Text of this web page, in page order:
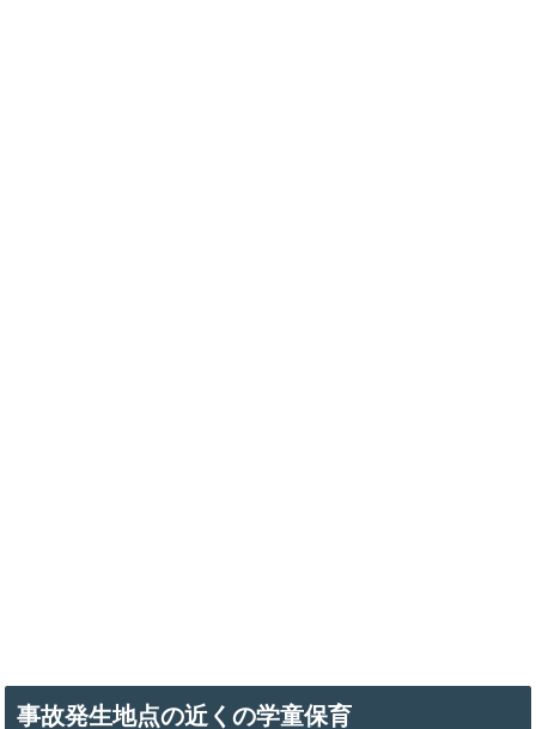
事故発生地点の近くの学童保育